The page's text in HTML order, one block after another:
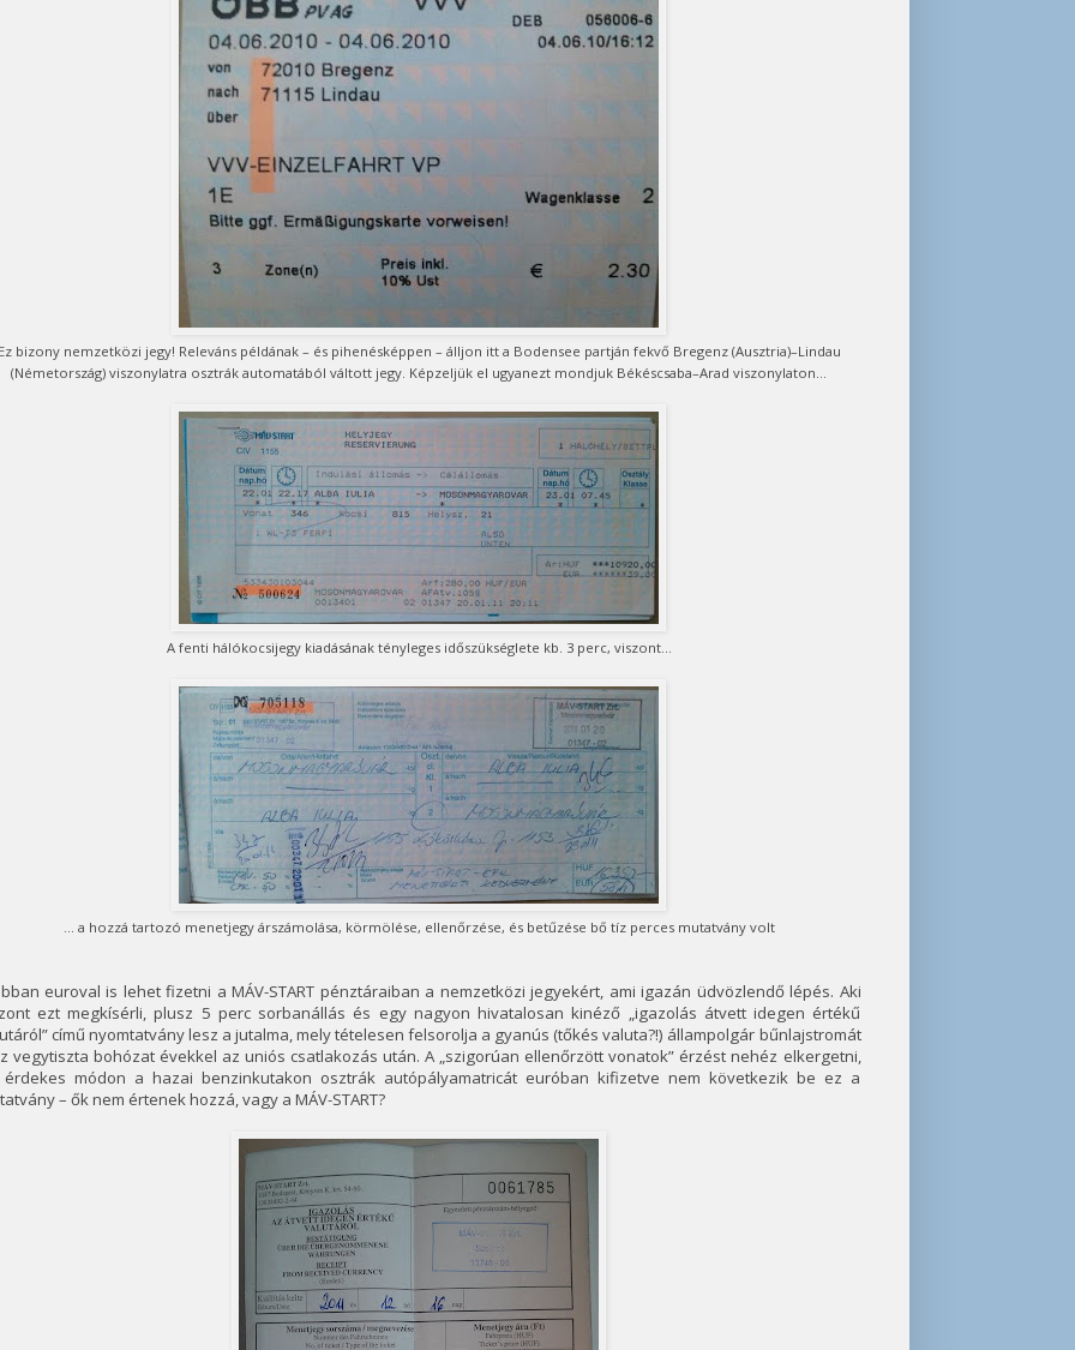
bizony nemzetközi jegy! Releváns példának – és pihenésképpen – álljon itt a Bodensee partján fekvő Bregenz (Ausztria)–Lindau
(Németország) viszonylatra osztrák automatából váltott jegy. Képzeljük el ugyanezt mondjuk Békéscsaba–Arad viszonylaton...
A fenti hálókocsijegy kiadásának tényleges időszükséglete kb. 3 perc, viszont...
... a hozzá tartozó menetjegy árszámolása, körmölése, ellenőrzése, és betűzése bő tíz perces mutatvány volt
euroval is lehet fizetni a MÁV-START pénztáraiban a nemzetközi jegyekért, ami igazán üdvözlendő lépés. Aki
ezt megkísérli, plusz 5 perc sorbanállás és egy nagyon hivatalosan kinéző „igazolás átvett idegen értékű
című nyomtatvány lesz a jutalma, mely tételesen felsorolja a gyanús (tőkés valuta?!) állampolgár bűnlajstromát
vegytiszta bohózat évekkel az uniós csatlakozás után. A „szigorúan ellenőrzött vonatok” érzést nehéz elkergetni,
módon a hazai benzinkutakon osztrák autópályamatricát euróban kifizetve nem következik be ez a
– ők nem értenek hozzá, vagy a MÁV-START?